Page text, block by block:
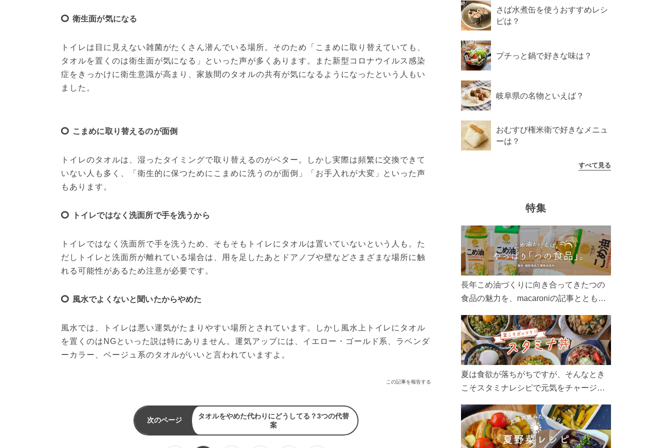
衛生面が気になる
トイレは目に見えない雑菌がたくさん潜んでいる場所。そのため「こまめに取り替えていても、
タオルを置くのは衛生面が気になる」といった声が多くあります。また新型コロナウイルス感染
症をきっかけに衛生意識が高まり、家族間のタオルの共有が気になるようになったという人もい
ました。
こまめに取り替えるのが面倒
トイレのタオルは、湿ったタイミングで取り替えるのがベター。しかし実際は頻繁に交換できて
いない人も多く、「衛生的に保つためにこまめに洗うのが面倒」「お手入れが大変」といった声
もあります。
トイレではなく洗面所で手を洗うから
トイレではなく洗面所で手を洗うため、そもそもトイレにタオルは置いていないという人も。た
だしトイレと洗面所が離れている場合は、用を足したあとドアノブや壁などさまざまな場所に触
れる可能性があるため注意が必要です。
風水でよくないと聞いたからやめた
風水では、トイレは悪い運気がたまりやすい場所とされています。しかし風水上トイレにタオル
を置くのはNGといった説は特にありません。運気アップには、イエロー・ゴールド系、ラベンダ
ーカラー、ベージュ系のタオルがいいと言われていますよ。
この記事を報告する
次のページ
タオルをやめた代わりにどうしてる？3つの代替
案
さば水煮缶を使うおすすめレシ
ピは？
プチっと鍋で好きな味は？
岐阜県の名物といえば？
おむすび権米衛で好きなメニュ
ーは？
すべて見る
特集
長年こめ油づくりに向き合ってきたつの
食品の魅力を、macaroniの記事とともに
ん、製造現場や品質へのこだわりまで。
こめ油をもっと好きになるコンテンツを
ぜひお楽しみください。
夏は食欲が落ちがちですが、そんなとき
こそスタミナレシピで元気をチャージ！
リ食べて、夏バテを吹き飛ばしましょ
う！